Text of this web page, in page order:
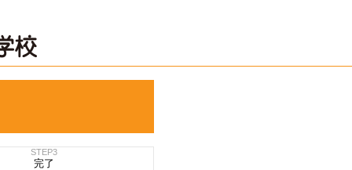
STEP3
完了